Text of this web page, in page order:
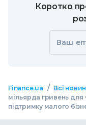
Коротко
Ваш
Finance.ua / Всі
мільярда гривень для
підтримку малого